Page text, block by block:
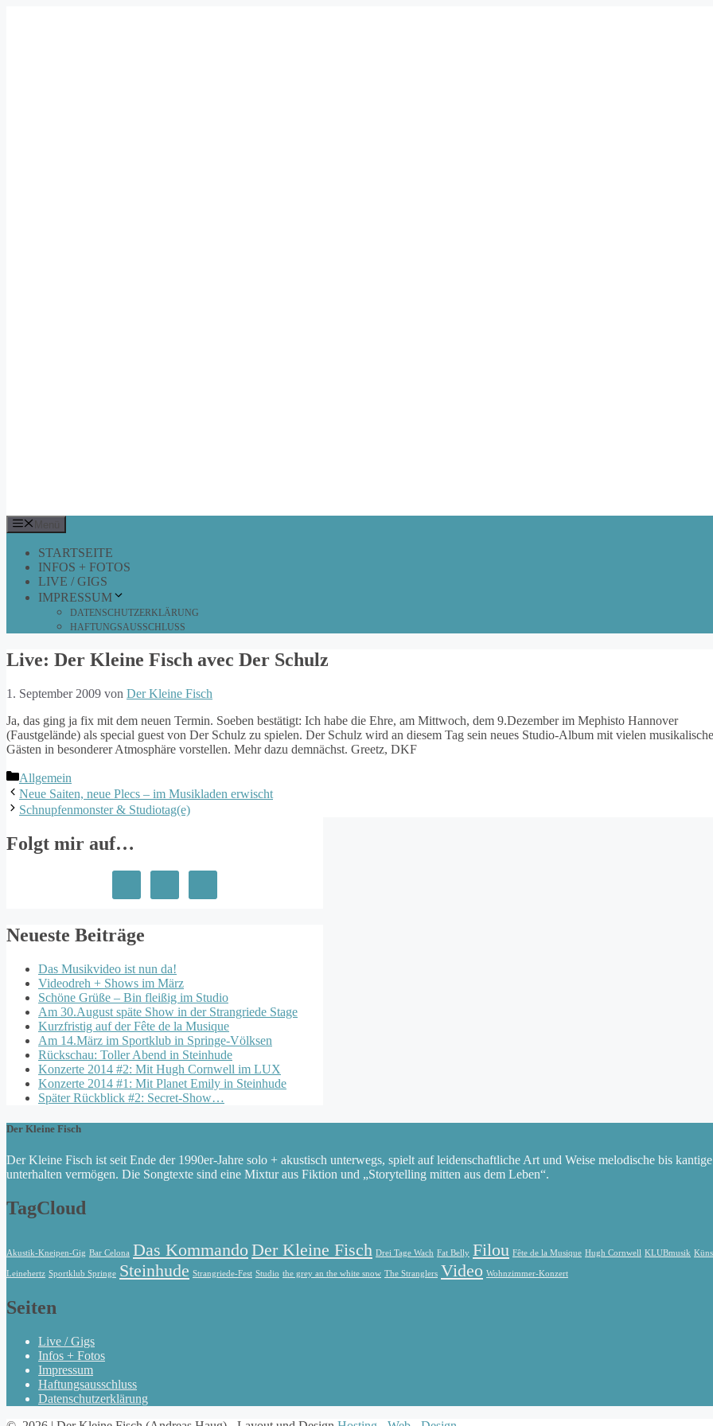
STARTSEITE
INFOS + FOTOS
LIVE / GIGS
IMPRESSUM
DATENSCHUTZERKLÄRUNG
HAFTUNGSAUSSCHLUSS
Live: Der Kleine Fisch avec Der Schulz
1. September 2009 von Der Kleine Fisch
Ja, das ging ja fix mit dem neuen Termin. Soeben bestätigt: Ich habe die Ehre, am Mittwoch, dem 9.Dezember im Mephisto Hannover
(Faustgelände) als special guest von Der Schulz zu spielen. Der Schulz wird an diesem Tag sein neues Studio-Album mit vielen
Gästen in besonderer Atmosphäre vorstellen. Mehr dazu demnächst. Greetz, DKF
Kategorien
Allgemein
Neue Saiten, neue Plecs – im Musikladen erwischt
Schnupfenmonster & Studiotag(e)
Folgt mir auf…
Neueste Beiträge
Das Musikvideo ist nun da!
Videodreh + Shows im März
Schöne Grüße – Bin fleißig im Studio
Am 30.August späte Show in der Strangriede Stage
Kurzfristig auf der Fête de la Musique
Am 14.März im Sportklub in Springe-Völksen
Rückschau: Toller Abend in Steinhude
Konzerte 2014 #2: Mit Hugh Cornwell im LUX
Konzerte 2014 #1: Mit Planet Emily in Steinhude
Später Rückblick #2: Secret-Show…
Der Kleine Fisch
Der Kleine Fisch ist seit Ende der 1990er-Jahre solo + akustisch unterwegs, spielt auf leidenschaftliche Art und Weise melodische bis
unterhalten vermögen. Die Songtexte sind eine Mixtur aus Fiktion und „Storytelling mitten aus dem Leben“.
TagCloud
Akustik-Kneipen-Gig Bar Celona Das Kommando Der Kleine Fisch Drei Tage Wach Fat Belly Filou Fête de la Musique Hugh Cornwell KLUBmusik
Leinehertz Sportklub Springe Steinhude Strangriede-Fest Studio the grey an the white snow The Stranglers Video Wohnzimmer-Konzert
Seiten
Live / Gigs
Infos + Fotos
Impressum
Haftungsausschluss
Datenschutzerklärung